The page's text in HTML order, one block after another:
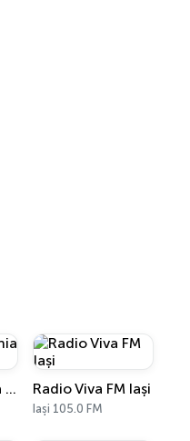
Radio România Timișoara AM Radio Viva FM Iași
Iași 105.0 FM